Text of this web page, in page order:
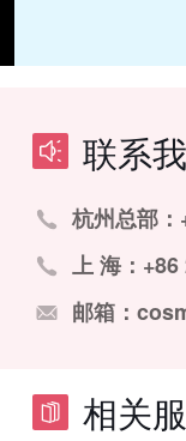
联系
杭州总部
上 海：
邮箱：
相关